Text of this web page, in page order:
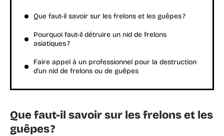
Que faut-il savoir sur les frelons et les guêpes ?
Pourquoi faut-il détruire un nid de frelons
asiatiques ?
Faire appel à un professionnel pour la destruction
d’un nid de frelons ou de guêpes
Que faut-il savoir sur les frelons et les
guêpes ?